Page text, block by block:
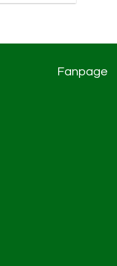
Fanpage